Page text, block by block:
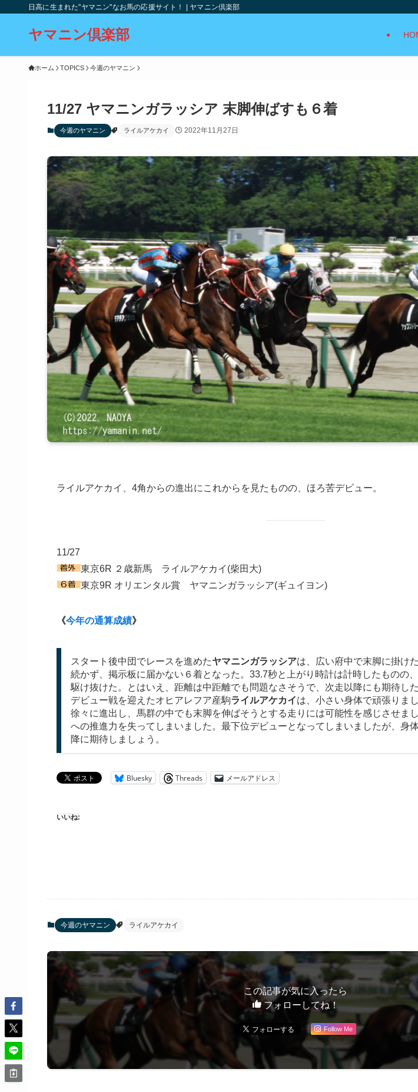
日高に生まれた"ヤマニン"なお馬の応援サイト！ | ヤマニン倶楽部
ヤマニン倶楽部
ホーム TOPICS 今週のヤマニン
11/27 ヤマニンガラッシア 末脚伸ばすも６着
今週のヤマニン ライルアケカイ 2022年11月27日
ライルアケカイ、4角からの進出にこれからを見たものの、ほろ苦デビュー。
11/27
東京6R ２歳新馬 ライルアケカイ(柴田大)
東京9R オリエンタル賞 ヤマニンガラッシア(ギュイヨン)
《今年の通算成績》
スタート後中団でレースを進めたヤマニンガラッシアは、広い府中で末脚に掛け
続かず、掲示板に届かない６着となった。33.7秒と上がり時計は計時したものの
駆け抜けた。とはいえ、距離は中距離でも問題なさそうで、次走以降にも期待した
デビュー戦を迎えたオヒアレフア産駒ライルアケカイは、小さい身体で頑張りま
徐々に進出し、馬群の中でも末脚を伸ばそうとする走りには可能性を感じさせま
への推進力を失ってしまいました。最下位デビューとなってしまいましたが、身
降に期待しましょう。
Bluesky Threads メールアドレス
いいね:
今週のヤマニン ライルアケカイ
この記事が気に入ったら
フォローしてね！
Follow Me